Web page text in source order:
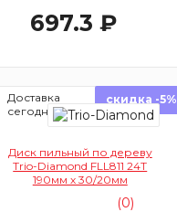
697.3 ₽
Доставка
сегодня
скидка -5%
Диск пильный по дереву
Trio-Diamond FLL811 24Т
190мм х 30/20мм
(0)